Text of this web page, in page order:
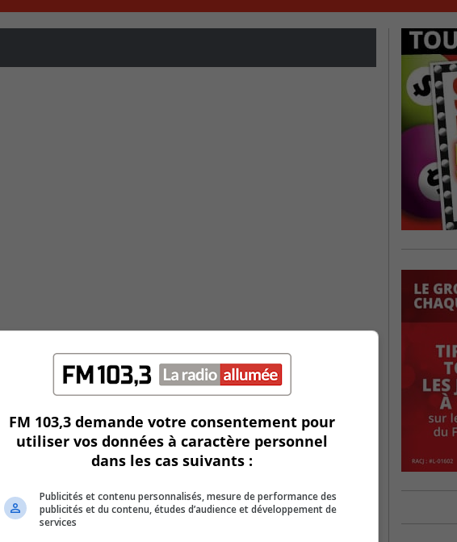
FM 103,3 demande votre consentement pour
utiliser vos données à caractère personnel
dans les cas suivants :
Publicités et contenu personnalisés, mesure de performance des
publicités et du contenu, études d’audience et développement de
services